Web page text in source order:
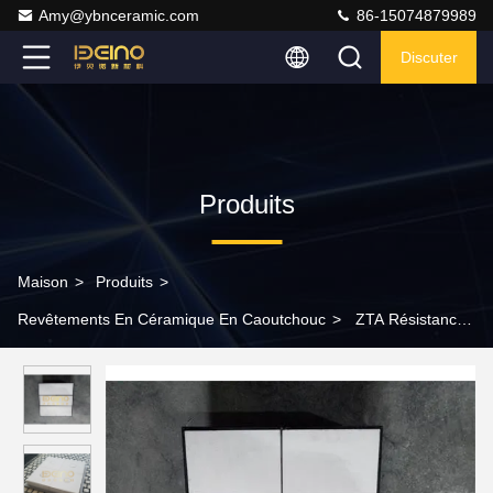
Amy@ybnceramic.com 86-15074879989
Discuter
Produits
Maison > Produits >
Revêtements En Céramique En Caoutchouc > ZTA Résistance